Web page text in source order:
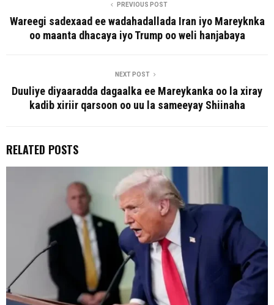
PREVIOUS POST
Wareegi sadexaad ee wadahadallada Iran iyo Mareyknka
oo maanta dhacaya iyo Trump oo weli hanjabaya
NEXT POST
Duuliye diyaaradda dagaalka ee Mareykanka oo la xiray
kadib xiriir qarsoon oo uu la sameeyay Shiinaha
RELATED POSTS